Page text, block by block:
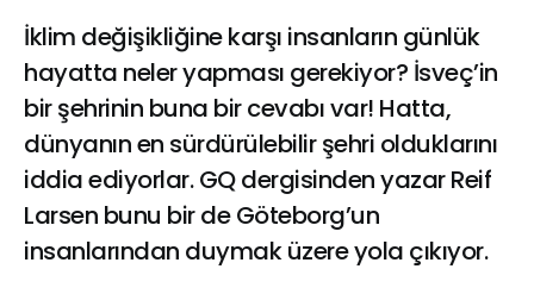
İklim değişikliğine karşı insanların günlük
hayatta neler yapması gerekiyor? İsveç’in
bir şehrinin buna bir cevabı var! Hatta,
dünyanın en sürdürülebilir şehri olduklarını
iddia ediyorlar. GQ dergisinden yazar Reif
Larsen bunu bir de Göteborg’un
insanlarından duymak üzere yola çıkıyor.